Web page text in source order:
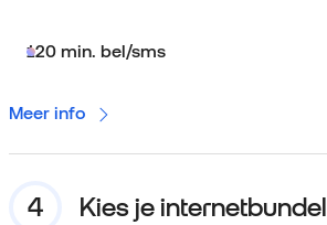
120 min. bel/sms
Meer info
Kies je internetbundel